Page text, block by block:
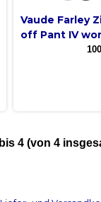
Vaude Farley
off Pant IV
bis 4 (von 4